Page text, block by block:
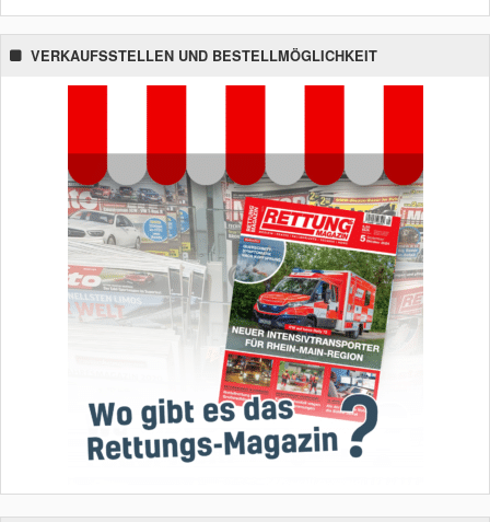
VERKAUFSSTELLEN UND BESTELLMÖGLICHKEIT